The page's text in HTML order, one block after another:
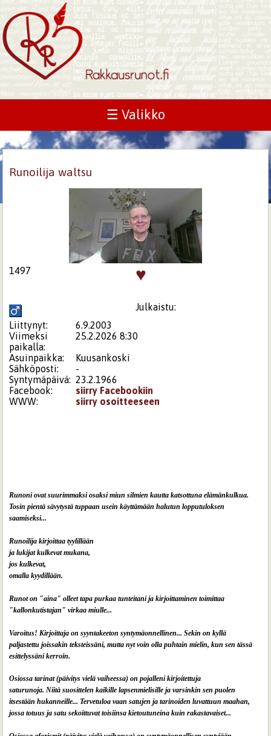
☰ Valikko
Runoilija waltsu
♥
Julkaistu:
1497
Liittynyt:
6.9.2003
Viimeksi
paikalla:
25.2.2026 8:30
Asuinpaikka:
Kuusankoski
Sähköposti:
-
Syntymäpäivä: 23.2.1966
Facebook:
siirry Facebookiin
WWW:
siirry osoitteeseen
Runoni ovat suurimmaksi osaksi miun silmien kautta katsottuna elämänkulkua.
Tosin pientä sävytystä tuppaan usein käyttämään halutun lopputuloksen
saamiseksi...
Runoilija kirjoittaa tyylillään
ja lukijat kulkevat mukana,
jos kulkevat,
omalla kyydillään.
Runot on "aina" olleet tapa purkaa tunteitani ja kirjoittaminen toimittaa
"kallonkutistajan" virkaa miulle...
Varoitus! Kirjoittaja on syyntakeeton syntymäonnellinen... Sekin on kyllä
paljastettu joissakin teksteissäni, mutta nyt voin olla puhtain mielin, kun sen tässä
esittelyssäni kerroin.
Osiossa tarinat (päivitys vielä vaiheessa) on pojalleni kirjoitettuja
saturunoja. Niitä suosittelen kaikille lapsenmielisille ja varsinkin sen puolen
itsestään hukanneille... Tervetuloa vaan satujen ja tarinoiden luvattuun maahan,
jossa totuus ja satu sekoittuvat toisiinsa kietoutuneina kuin rakastavaiset...